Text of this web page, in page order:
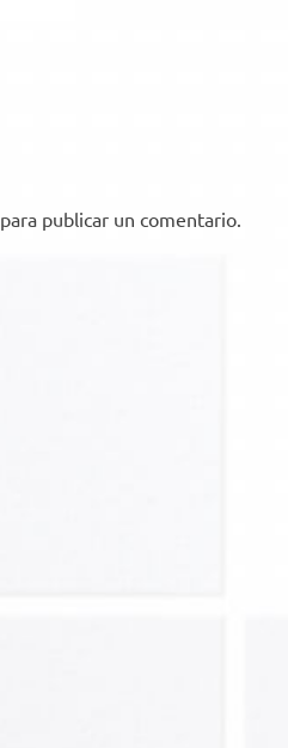
para publicar un comentario.